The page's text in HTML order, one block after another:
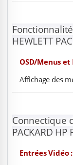
HEWLETT
OSD/Menus et
Affichage des
Connectique
PACKARD
Entrées Vidéo :